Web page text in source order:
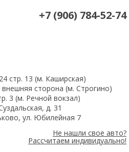
+7 (906) 784-52-74
стр. 13 (м. Каширская)
сторона (м. Строгино)
3 (м. Речной вокзал)
д. 31
ул. Юбилейная 7
Не нашли свое авто?
Рассчитаем индивидуально!